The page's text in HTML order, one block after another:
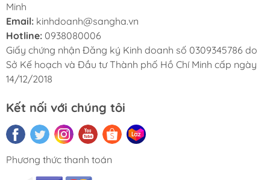
Minh
Email: kinhdoanh@sangha.vn
Hotline: 0938080006
Giấy chứng nhận Đăng ký Kinh doanh số 0309345786 do
Sở Kế hoạch và Đầu tư Thành phố Hồ Chí Minh cấp ngày
14/12/2018
Kết nối với chúng tôi
Phương thức thanh toán